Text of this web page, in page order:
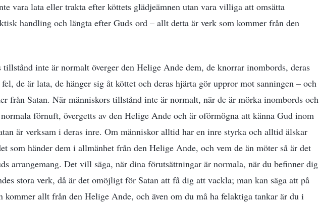
vara lata eller trakta efter köttets glädjeämnen utan vara villiga att omsätta
handling och längta efter Guds ord – allt detta är verk som kommer från den
tillstånd inte är normalt överger den Helige Ande dem, de knorrar inombords, deras
de är lata, de hänger sig åt köttet och deras hjärta gör uppror mot sanningen – och
från Satan. När människors tillstånd inte är normalt, när de är mörka inombords och
förnuft, övergetts av den Helige Ande och är oförmögna att känna Gud inom
är verksam i deras inre. Om människor alltid har en inre styrka och alltid älskar
som händer dem i allmänhet från den Helige Ande, och vem de än möter så är det
arrangemang. Det vill säga, när dina förutsättningar är normala, när du befinner dig
stora verk, då är det omöjligt för Satan att få dig att vackla; man kan säga att på
kommer allt från den Helige Ande, och även om du må ha felaktiga tankar är du i